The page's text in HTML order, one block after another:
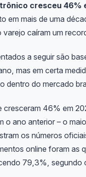
cresceu 46%
em mais de uma
varejo caíram um
a seguir são
mas em certa
dentro do mercado
cresceram 46% em
o ano anterior – o
os números
online foram as
79,3%, segundo